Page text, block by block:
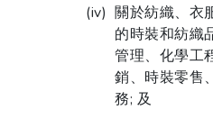
關於紡織、衣
的時裝和紡織
管理、化學工
銷、時裝零售
務; 及